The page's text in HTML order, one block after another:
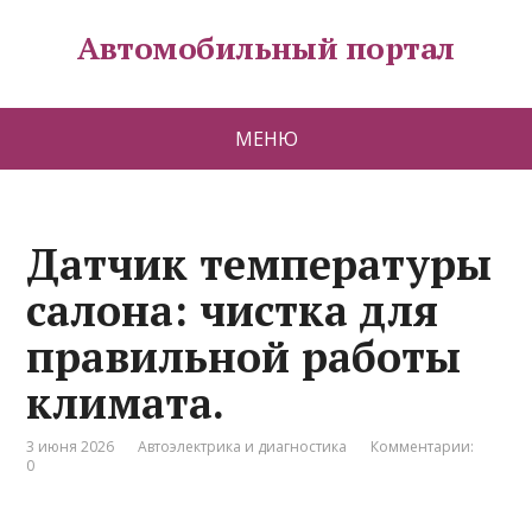
Автомобильный портал
МЕНЮ
Датчик температуры
салона: чистка для
правильной работы
климата.
3 июня 2026 Автоэлектрика и диагностика
Комментарии:
0